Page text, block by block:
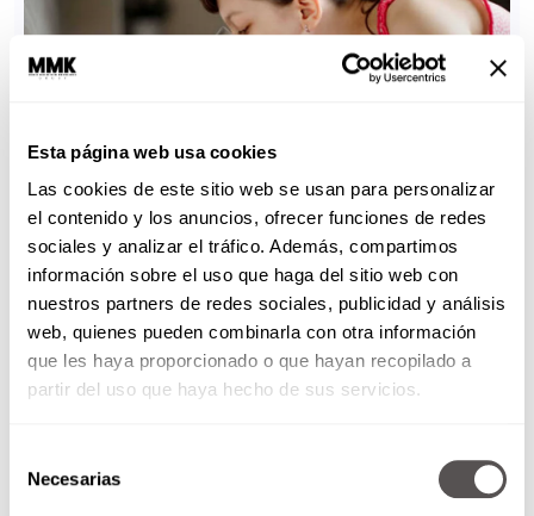
Esta página web usa cookies
Las cookies de este sitio web se usan para personalizar
el contenido y los anuncios, ofrecer funciones de redes
sociales y analizar el tráfico. Además, compartimos
información sobre el uso que haga del sitio web con
nuestros partners de redes sociales, publicidad y análisis
web, quienes pueden combinarla con otra información
que les haya proporcionado o que hayan recopilado a
partir del uso que haya hecho de sus servicios.
Necesarias